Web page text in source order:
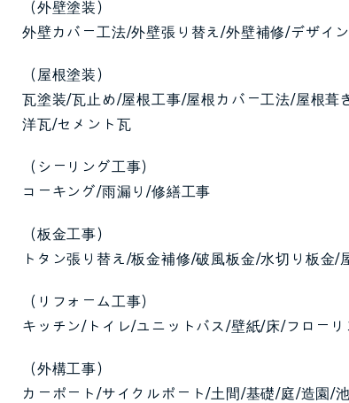
（外壁塗装）
外壁カバー工法/外壁張り替え/外壁補修/デザイ
（屋根塗装）
瓦塗装/瓦止め/屋根工事/屋根カバー工法/屋根
洋瓦/セメント瓦
（シーリング工事）
コーキング/雨漏り/修繕工事
（板金工事）
トタン張り替え/板金補修/破風板金/水切り板金/
（リフォーム工事）
キッチン/トイレ/ユニットバス/壁紙/床/フロー
（外構工事）
カーポート/サイクルポート/土間/基礎/庭/造園/